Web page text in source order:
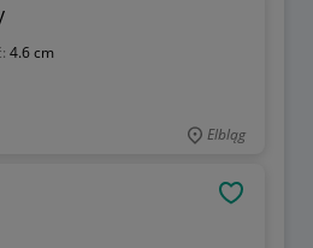
4.6 cm
Elbląg